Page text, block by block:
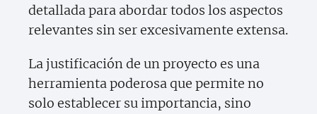
detallada para abordar todos los aspectos
relevantes sin ser excesivamente extensa.
La justificación de un proyecto es una
herramienta poderosa que permite no
solo establecer su importancia, sino